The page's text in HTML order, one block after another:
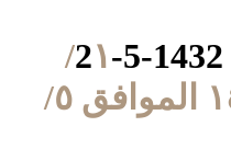
١/
جمادى الأولى/١٤٣٢ الموافق ٥/